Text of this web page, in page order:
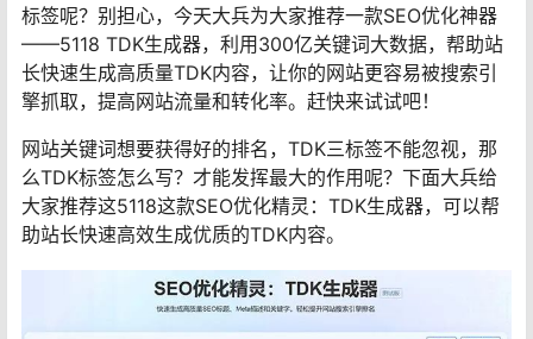
标签呢？别担心，今天大兵为大家推荐一款SEO优化神器
——5118 TDK生成器，利用300亿关键词大数据，帮助站
长快速生成高质量TDK内容，让你的网站更容易被搜索引
擎抓取，提高网站流量和转化率。赶快来试试吧！
网站关键词想要获得好的排名，TDK三标签不能忽视，那
么TDK标签怎么写？才能发挥最大的作用呢？下面大兵给
大家推荐这5118这款SEO优化精灵：TDK生成器，可以帮
助站长快速高效生成优质的TDK内容。